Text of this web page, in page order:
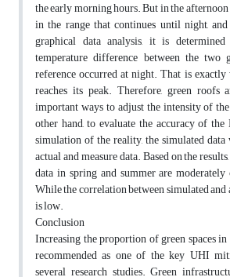
the early morning hours. But in the afternoon
in the range that continues until night,
graphical data analysis, it is
temperature difference between the two
reference occurred at night. That is
reaches its peak. Therefore, green
important ways to adjust the intensity of
other hand, to evaluate the accuracy of
simulation of the reality, the simulated
actual and measure data. Based on the
data in spring and summer are
While the correlation between simulated
is low.
Conclusion
Increasing the proportion of green spaces in
recommended as one of the key UHI
several research studies. Green